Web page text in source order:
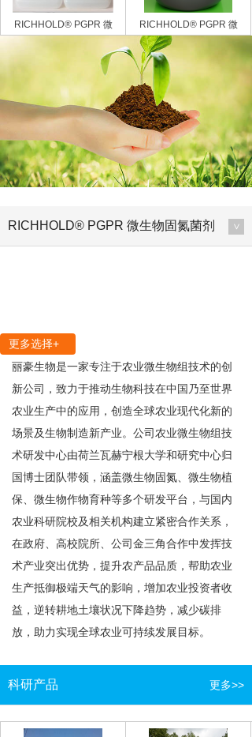
RICHHOLD® PGPR 微 RICHHOLD® PGPR 微
RICHHOLD® PGPR 微生物固氮菌剂 >
更多选择+
丽豪生物是一家专注于农业微生物组技术的创
新公司，致力于推动生物科技在中国乃至世界
农业生产中的应用，创造全球农业现代化新的
场景及生物制造新产业。公司农业微生物组技
术研发中心由荷兰瓦赫宁根大学和研究中心归
国博士团队带领，涵盖微生物固氮、微生物植
保、微生物作物育种等多个研发平台，与国内
农业科研院校及相关机构建立紧密合作关系，
在政府、高校院所、公司金三角合作中发挥技
术产业突出优势，提升农产品品质，帮助农业
生产抵御极端天气的影响，增加农业投资者收
益，逆转耕地土壤状况下降趋势，减少碳排
放，助力实现全球农业可持续发展目标。
科研产品 更多>>